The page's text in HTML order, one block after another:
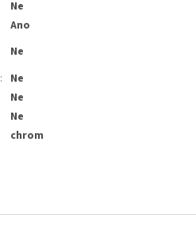
Ne
Ano
Ne
: Ne
Ne
Ne
chrom